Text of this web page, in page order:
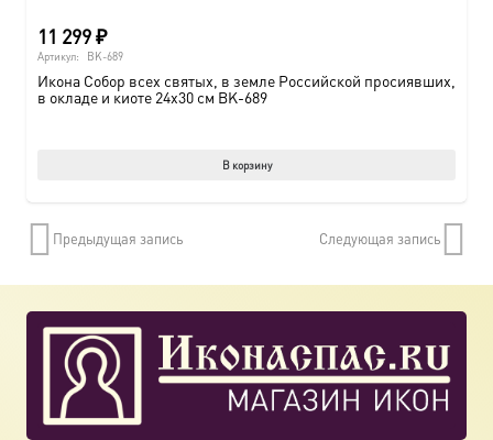
11 299₽
Артикул: BK-689
Икона Собор всех святых, в земле Российской просиявших,
в окладе и киоте 24х30 см BK-689
В корзину
Предыдущая запись Следующая запись